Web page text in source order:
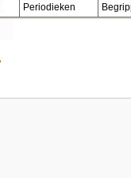
Periodieken